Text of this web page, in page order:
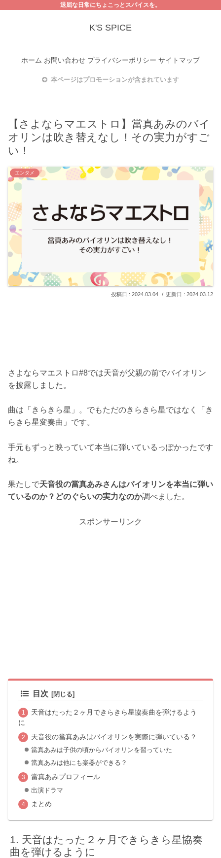
退屈な日常にちょこっとスパイスを。
K'S SPICE
ホーム お問い合わせ プライバシーポリシー サイトマップ
本ページはプロモーションが含まれています
【さよならマエストロ】當真あみのバイ
オリンは吹き替えなし！その実力がすご
い！
エンタメ
2024.03.04 2024.03.12
さよならマエストロ#8では天音が父親の前でバイオリン
を披露しました。
曲は「きらきら星」。でもただのきらきら星ではなく「き
らきら星変奏曲」です。
手元もずっと映っていて本当に弾いているっぽかったです
ね。
果たしで天音役の當真あみさんはバイオリンを本当に弾い
ているのか？どのぐらいの実力なのか調べました。
スポンサーリンク
目次
天音はたった２ヶ月できらきら星協奏曲を弾けるよう
に
天音役の當真あみはバイオリンを実際に弾いている？
當真あみは子供の頃からバイオリンを習っていた
當真あみは他にも楽器ができる？
當真あみプロフィール
出演ドラマ
まとめ
天音はたった２ヶ月できらきら星協奏
曲を弾けるように